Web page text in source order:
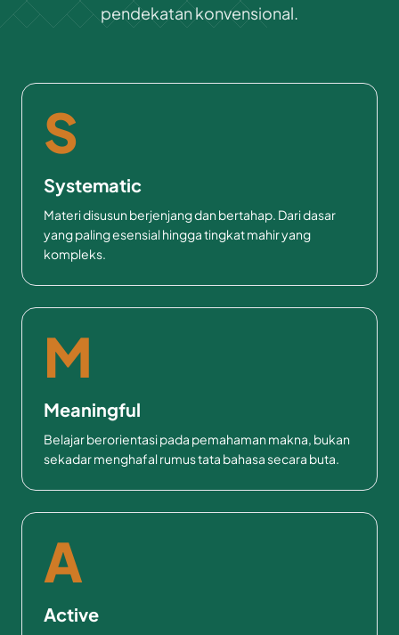
pendekatan konvensional.
S
Systematic
Materi disusun berjenjang dan bertahap. Dari dasar
yang paling esensial hingga tingkat mahir yang
kompleks.
M
Meaningful
Belajar berorientasi pada pemahaman makna, bukan
sekadar menghafal rumus tata bahasa secara buta.
A
Active